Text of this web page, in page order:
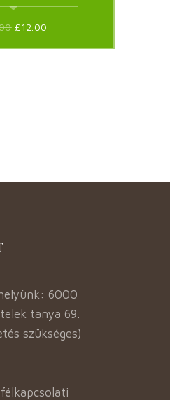
£ 12.00
6000
tanya 69.
szükséges)